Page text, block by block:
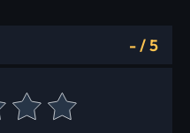
-/5